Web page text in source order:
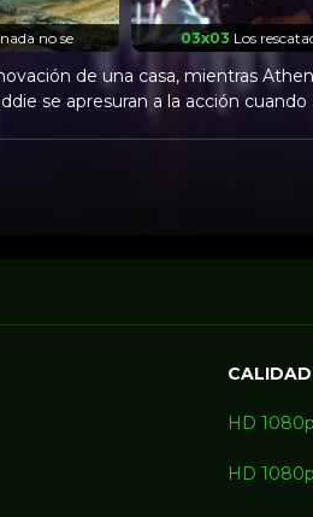
no se 03x03 Los
de una casa, mientras
se apresuran a la acción
CALIDAD
HD 1080p
HD 1080p